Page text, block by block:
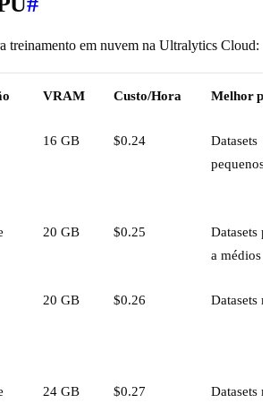
treinamento em nuvem na Ultralytics Cloud:
VRAM Custo/Hora Melhor
16 GB $0.24
Datasets
pequenos,
20 GB $0.25
Datasets
a médios
20 GB $0.26 Datasets
24 GB $0.27 Datasets